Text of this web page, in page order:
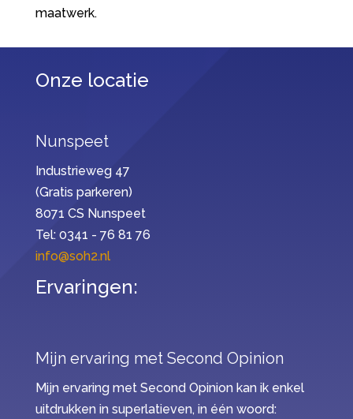
maatwerk.
Onze locatie
Nunspeet
Industrieweg 47
(Gratis parkeren)
8071 CS Nunspeet
Tel: 0341 - 76 81 76
info@soh2.nl
Ervaringen:
Mijn ervaring met Second Opinion
Mijn ervaring met Second Opinion kan ik enkel
uitdrukken in superlatieven, in één woord: